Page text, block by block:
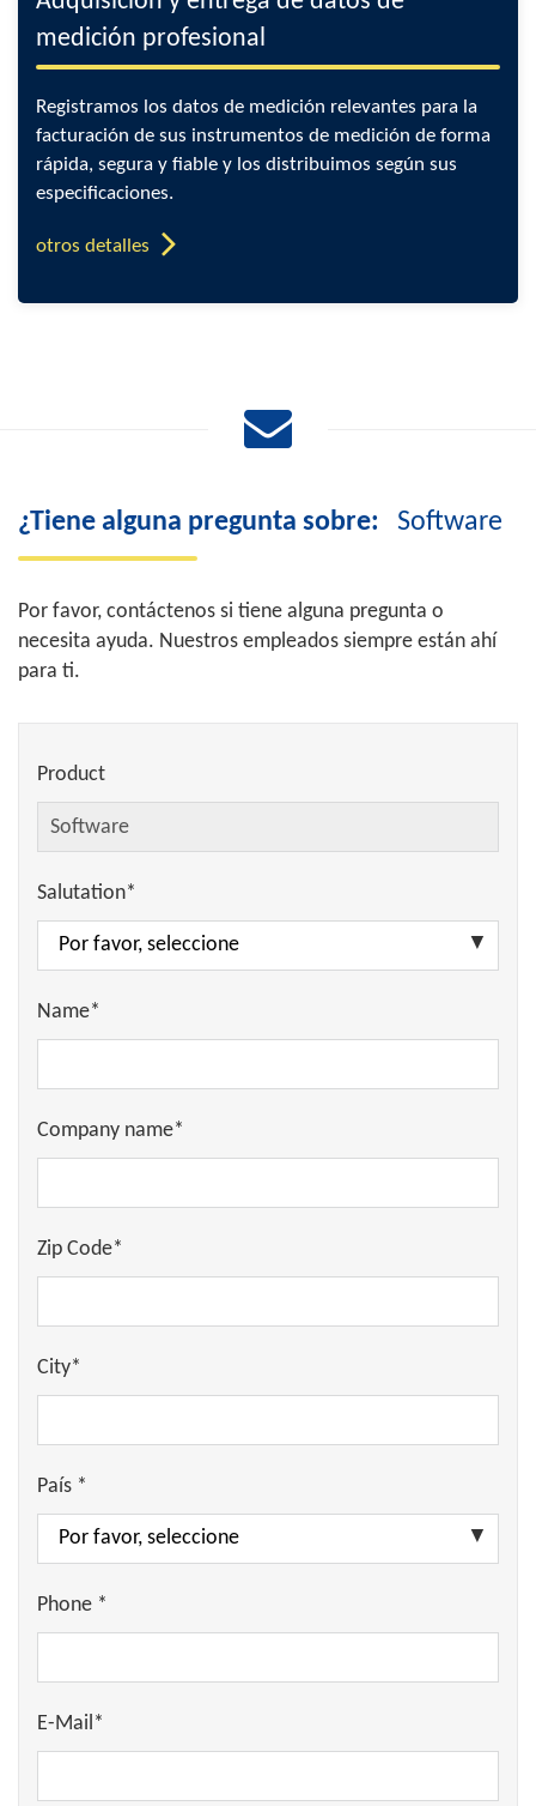
medición profesional
Registramos los datos de medición relevantes para la
facturación de sus instrumentos de medición de forma
rápida, segura y fiable y los distribuimos según sus
especificaciones.
otros detalles
¿Tiene alguna pregunta sobre: Software
Por favor, contáctenos si tiene alguna pregunta o
necesita ayuda. Nuestros empleados siempre están ahí
para ti.
Product
Salutation*
Name*
Company name*
Zip Code*
City*
País *
Phone *
E-Mail*